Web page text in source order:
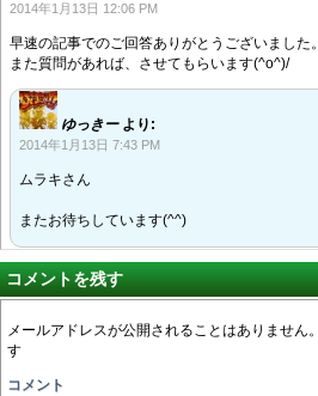
2014年1月13日 12:06 PM
早速の記事でのご回答ありがとうございました。
また質問があれば、させてもらいます(^o^)/
ゆっきー より:
2014年1月13日 7:43 PM
ムラキさん
またお待ちしています(^^)
コメントを残す
メールアドレスが公開されることはありません。
す
コメント